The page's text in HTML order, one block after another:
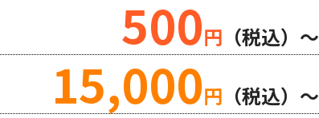
500円 （税込）～
15,000円 （税込）～